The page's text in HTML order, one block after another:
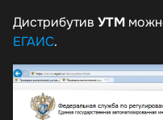
Дистрибутив УТМ
ЕГАИС.